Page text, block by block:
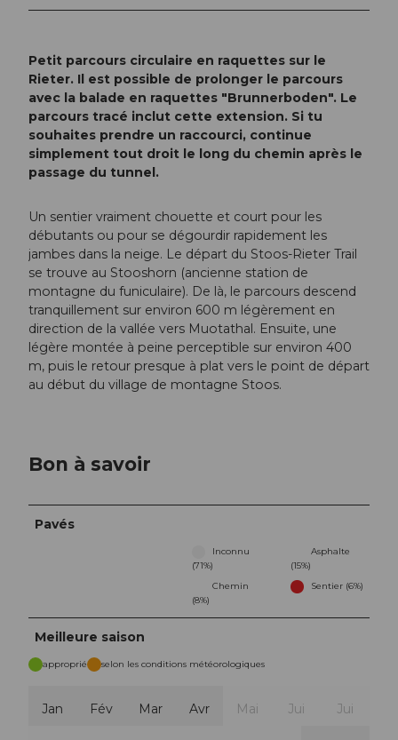
Petit parcours circulaire en raquettes sur le
Rieter. Il est possible de prolonger le parcours
avec la balade en raquettes "Brunnerboden". Le
parcours tracé inclut cette extension. Si tu
souhaites prendre un raccourci, continue
simplement tout droit le long du chemin après le
passage du tunnel.
Un sentier vraiment chouette et court pour les
débutants ou pour se dégourdir rapidement les
jambes dans la neige. Le départ du Stoos-Rieter Trail
se trouve au Stooshorn (ancienne station de
montagne du funiculaire). De là, le parcours descend
tranquillement sur environ 600 m légèrement en
direction de la vallée vers Muotathal. Ensuite, une
légère montée à peine perceptible sur environ 400
m, puis le retour presque à plat vers le point de départ
au début du village de montagne Stoos.
Bon à savoir
Pavés
Inconnu
(71%)
Asphalte
(15%)
Chemin
(8%)
Sentier (6%)
Meilleure saison
approprié selon les conditions météorologiques
Jan Fév Mar Avr Mai Jui Jui